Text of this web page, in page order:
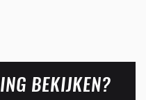
BEKIJKEN?